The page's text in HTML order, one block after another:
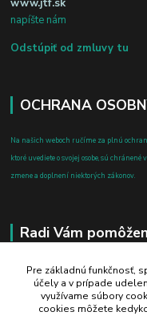
www.jtf.sk
napíšte nám
Odstúpiť od zmluvy tu
OCHRANA
Na našich weboch ručíme za plnú
ktoré uvediete o svojej osobe, sú
zmene a doplnení niektorých zákonov.
Radi Vám
+421 908 700 612
po-pia: 8.00 - 16.00
business@jtf.sk
Pre základnú funkčnosť,
účely a v prípade
využívame súbory
cookies môžete